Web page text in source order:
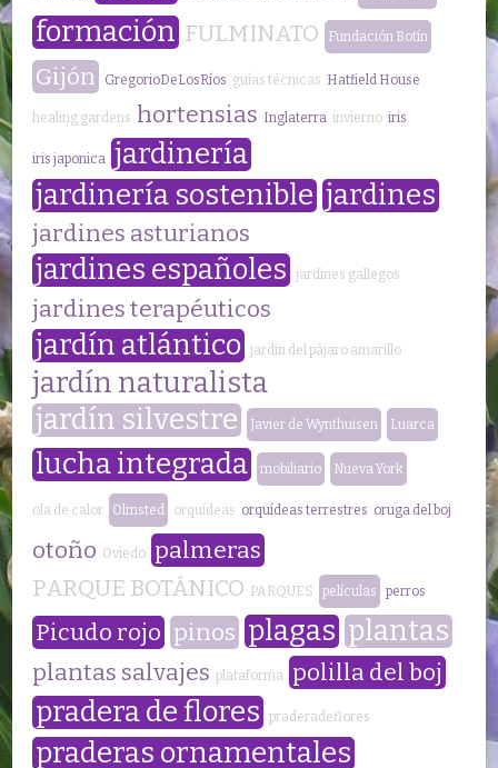
formación FULMINATO Fundación Botín
Gijón GregorioDeLosRíos guías técnicas Hatfield House
healing gardens hortensias Inglaterra invierno iris
iris japonica jardinería
jardinería sostenible jardines
jardines asturianos
jardines españoles jardines gallegos
jardines terapéuticos
jardín atlántico jardín del pájaro amarillo
jardín naturalista
jardín silvestre
Javier de Wynthuisen Luarca
lucha integrada mobiliario Nueva York
ola de calor Olmsted orquídeas orquídeas terrestres oruga del boj
otoño Oviedo
palmeras
PARQUE BOTÁNICO PARQUES películas perros
Picudo rojo pinos plagas plantas
plantas salvajes plataforma polilla del boj
pradera de flores praderadeflores
praderas ornamentales